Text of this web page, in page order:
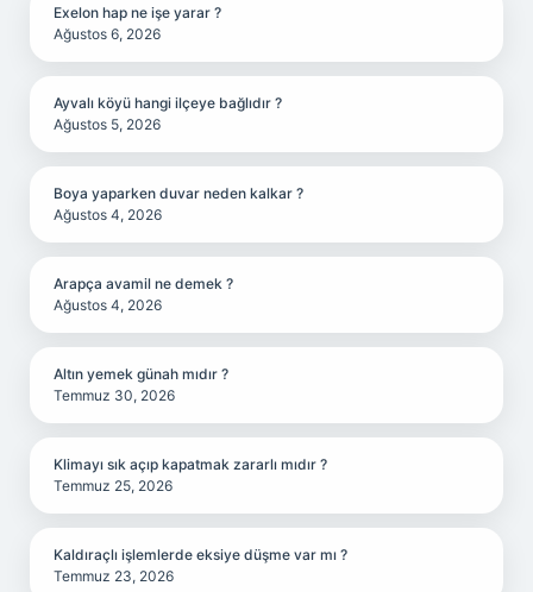
Exelon hap ne işe yarar ?
Ağustos 6, 2026
Ayvalı köyü hangi ilçeye bağlıdır ?
Ağustos 5, 2026
Boya yaparken duvar neden kalkar ?
Ağustos 4, 2026
Arapça avamil ne demek ?
Ağustos 4, 2026
Altın yemek günah mıdır ?
Temmuz 30, 2026
Klimayı sık açıp kapatmak zararlı mıdır ?
Temmuz 25, 2026
Kaldıraçlı işlemlerde eksiye düşme var mı ?
Temmuz 23, 2026